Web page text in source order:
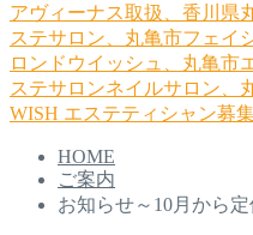
アヴィーナス取扱、香川県
ステサロン、丸亀市フェイ
ロンドウイッシュ、丸亀市
ステサロンネイルサロン、
WISH エステティシャン募
HOME
ご案内
お知らせ～10月から